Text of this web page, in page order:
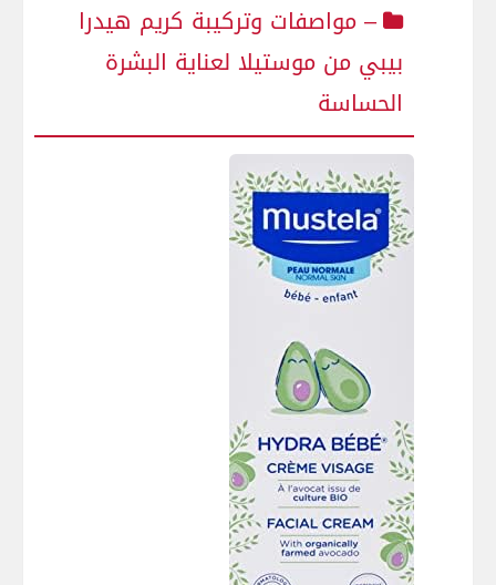
– مواصفات وتركيبة كريم هيدرا‌
بيبي من موستيلا لعناية‍ البشرة
الحساسة